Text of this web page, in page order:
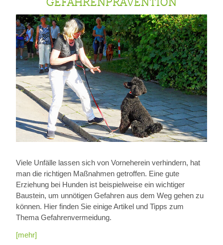
Viele Unfälle lassen sich von Vorneherein verhindern, hat
man die richtigen Maßnahmen getroffen. Eine gute
Erziehung bei Hunden ist beispielweise ein wichtiger
Baustein, um unnötigen Gefahren aus dem Weg gehen zu
können. Hier finden Sie einige Artikel und Tipps zum
Thema Gefahrenvermeidung.
[mehr]